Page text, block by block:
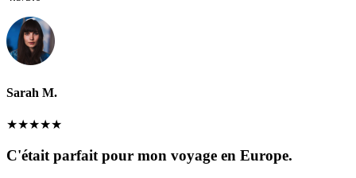
Sarah M.
★★★★★
C'était parfait pour mon voyage en Europe.